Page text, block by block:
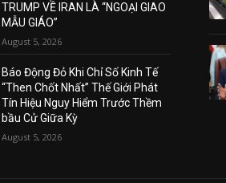
TRUMP VỀ IRAN LÀ “NGOẠI GIAO
MẪU GIÁO”
August 5, 2026
Báo Động Đỏ Khi Chỉ Số Kinh Tế
“Then Chốt Nhất” Thế Giới Phát
Tín Hiệu Nguy Hiểm Trước Thềm
bầu Cử Giữa Kỳ
August 5, 2026